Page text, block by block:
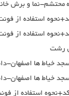
محتشم-نما و برش
استفاده از
استفاده از
رشت
خیاط ها اصفهان-
خیاط ها اصفهان-
استفاده از